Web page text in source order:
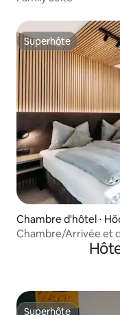
Superhôte
Superhôte
Chambre d'hôtel ⋅
Chambre/Arrivée et
Superhôte